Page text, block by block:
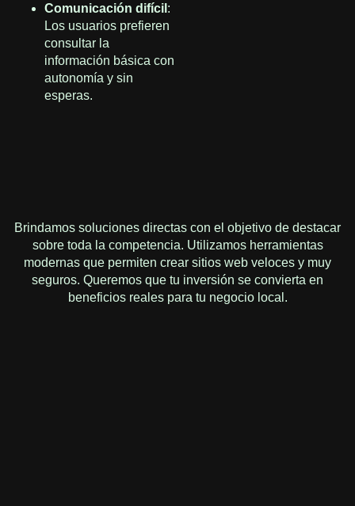
Comunicación difícil :
Los usuarios prefieren
consultar la
información básica con
autonomía y sin
esperas.
Brindamos soluciones directas con el objetivo de destacar
sobre toda la competencia. Utilizamos herramientas
modernas que permiten crear sitios web veloces y muy
seguros. Queremos que tu inversión se convierta en
beneficios reales para tu negocio local.